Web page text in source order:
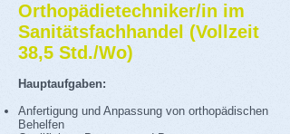
Orthopädietechniker/in im
Sanitätsfachhandel (Vollzeit
38,5 Std./Wo)
Hauptaufgaben:
Anfertigung und Anpassung von orthopädischen
Behelfen